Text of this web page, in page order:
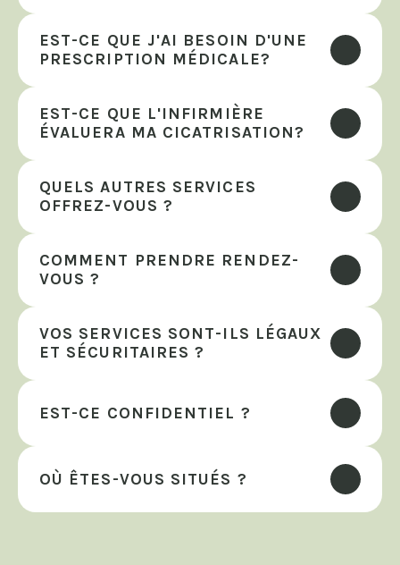
EST-CE QUE J'AI BESOIN D'UNE
PRESCRIPTION MÉDICALE?
EST-CE QUE L'INFIRMIÈRE
ÉVALUERA MA CICATRISATION?
QUELS AUTRES SERVICES
OFFREZ-VOUS ?
COMMENT PRENDRE RENDEZ-
VOUS ?
VOS SERVICES SONT-ILS LÉGAUX
ET SÉCURITAIRES ?
EST-CE CONFIDENTIEL ?
OÙ ÊTES-VOUS SITUÉS ?